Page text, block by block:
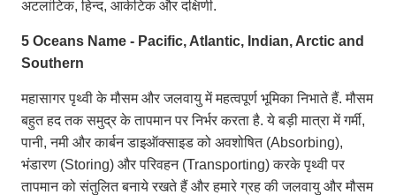
अटलांटिक, हिन्द, आर्कटिक और दक्षिणी.
5 Oceans Name - Pacific, Atlantic, Indian, Arctic and
Southern
महासागर पृथ्वी के मौसम और जलवायु में महत्वपूर्ण भूमिका निभाते हैं. मौसम
बहुत हद तक समुद्र के तापमान पर निर्भर करता है. ये बड़ी मात्रा में गर्मी,
पानी, नमी और कार्बन डाइऑक्साइड को अवशोषित (Absorbing),
भंडारण (Storing) और परिवहन (Transporting) करके पृथ्वी पर
तापमान को संतुलित बनाये रखते हैं और हमारे ग्रह की जलवायु और मौसम